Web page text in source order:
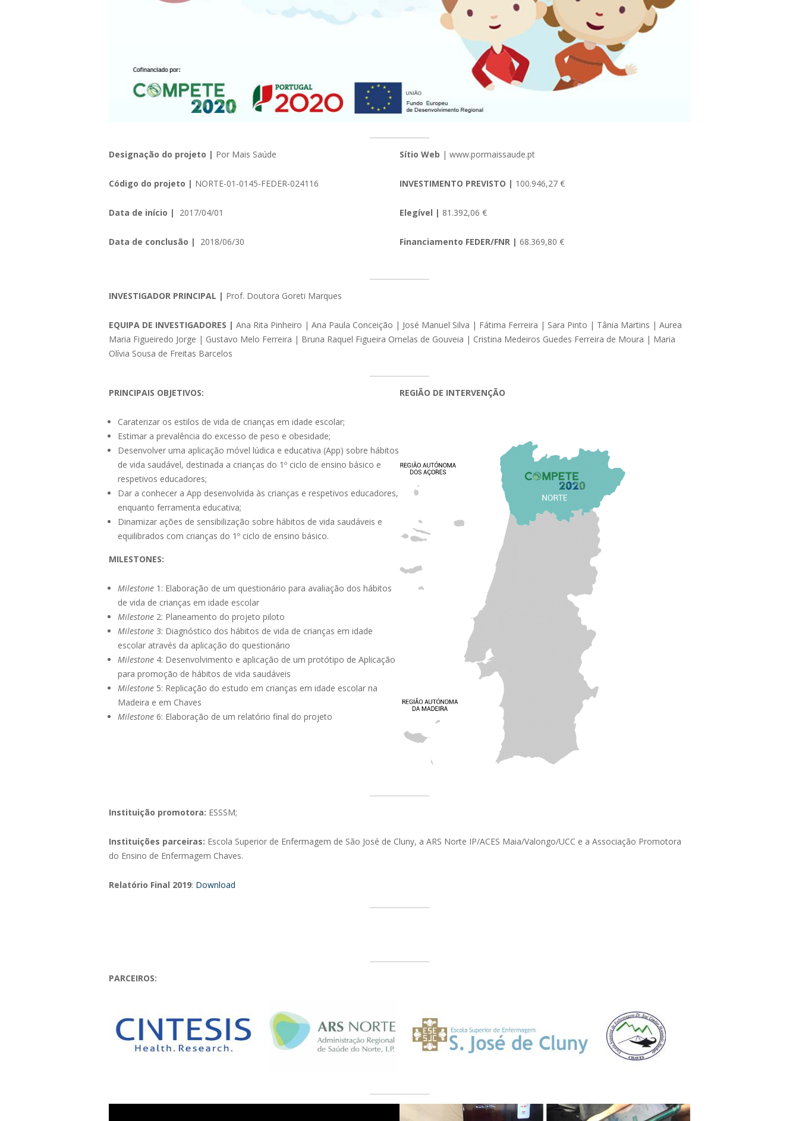
Designação do projeto | Por Mais Saúde
Código do projeto | NORTE-01-0145-FEDER-024116
Data de início | 2017/04/01
Data de conclusão | 2018/06/30
Sítio Web | www.pormaissaude.pt
INVESTIMENTO PREVISTO | 100.946,27 €
Elegível | 81.392,06 €
Financiamento FEDER/FNR | 68.369,80 €
INVESTIGADOR PRINCIPAL | Prof. Doutora Goreti Marques
EQUIPA DE INVESTIGADORES | Ana Rita Pinheiro | Ana Paula Conceição | José Manuel Silva | Fátima Ferreira | Sara Pinto | Tânia Martins | Aurea
Maria Figueiredo Jorge | Gustavo Melo Ferreira | Bruna Raquel Figueira Ornelas de Gouveia | Cristina Medeiros Guedes Ferreira de Moura | Maria
Olívia Sousa de Freitas Barcelos
PRINCIPAIS OBJETIVOS:
Caraterizar os estilos de vida de crianças em idade escolar;
Estimar a prevalência do excesso de peso e obesidade;
Desenvolver uma aplicação móvel lúdica e educativa (App) sobre hábitos
de vida saudável, destinada a crianças do 1º ciclo de ensino básico e
respetivos educadores;
Dar a conhecer a App desenvolvida às crianças e respetivos educadores,
enquanto ferramenta educativa;
Dinamizar ações de sensibilização sobre hábitos de vida saudáveis e
equilibrados com crianças do 1º ciclo de ensino básico.
MILESTONES:
Milestone 1: Elaboração de um questionário para avaliação dos hábitos
de vida de crianças em idade escolar
Milestone 2: Planeamento do projeto piloto
Milestone 3: Diagnóstico dos hábitos de vida de crianças em idade
escolar através da aplicação do questionário
Milestone 4: Desenvolvimento e aplicação de um protótipo de Aplicação
para promoção de hábitos de vida saudáveis
Milestone 5: Replicação do estudo em crianças em idade escolar na
Madeira e em Chaves
Milestone 6: Elaboração de um relatório final do projeto
REGIÃO DE INTERVENÇÃO
Instituição promotora: ESSSM;
Instituições parceiras: Escola Superior de Enfermagem de São José de Cluny, a ARS Norte IP/ACES Maia/Valongo/UCC e a Associação Promotora
do Ensino de Enfermagem Chaves.
Relatório Final 2019: Download
PARCEIROS: